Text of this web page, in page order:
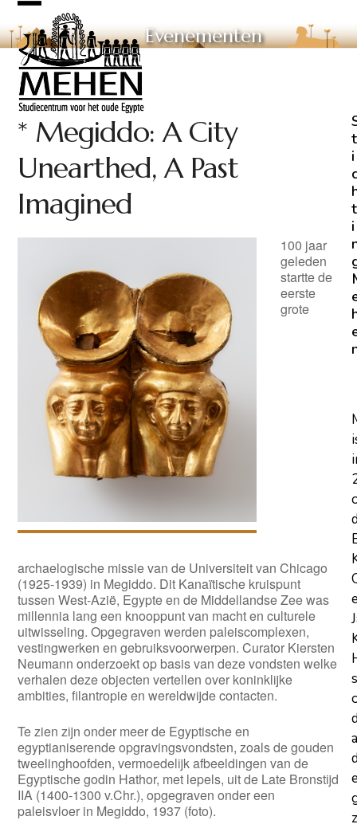
Skip
to
content
Open
mobile
menu
Close
mobile
menu
Evenementen
* Megiddo: A City
Unearthed, A Past
Imagined
100 jaar
geleden
startte de
eerste
grote
archaelogische missie van de Universiteit van Chicago
(1925-1939) in Megiddo. Dit Kanaïtische kruispunt
tussen West-Azië, Egypte en de Middellandse Zee was
millennia lang een knooppunt van macht en culturele
uitwisseling. Opgegraven werden paleiscomplexen,
vestingwerken en gebruiksvoorwerpen. Curator Kiersten
Neumann onderzoekt op basis van deze vondsten welke
verhalen deze objecten vertellen over koninklijke
ambities, filantropie en wereldwijde contacten.
Te zien zijn onder meer de Egyptische en
egyptianiserende opgravingsvondsten, zoals de gouden
tweelinghoofden, vermoedelijk afbeeldingen van de
Egyptische godin Hathor, met lepels, uit de Late Bronstijd
IIA (1400-1300 v.Chr.), opgegraven onder een
paleisvloer in Megiddo, 1937 (foto).
t
i
t
i